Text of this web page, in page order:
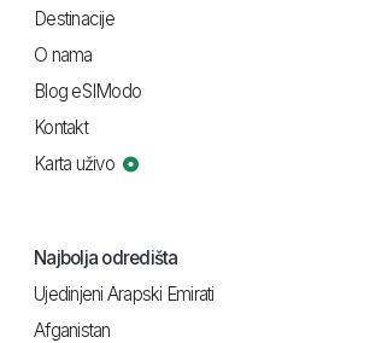
Destinacije
O nama
Blog eSIModo
Kontakt
Karta uživo
Najbolja odredišta
Ujedinjeni Arapski Emirati
Afganistan